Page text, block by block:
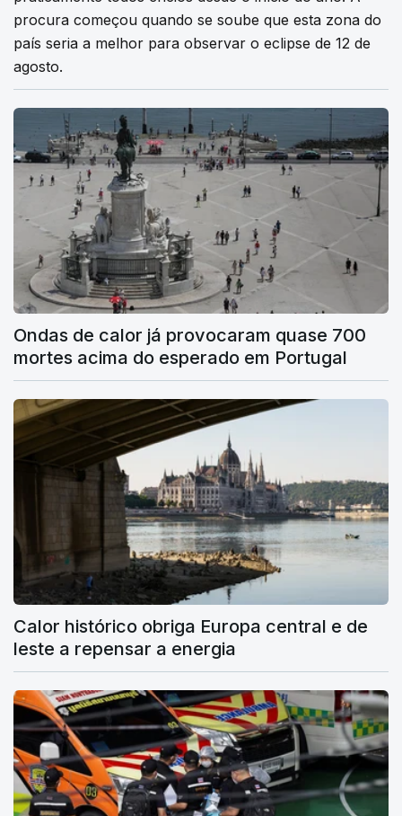
procura começou quando se soube que esta zona do
país seria a melhor para observar o eclipse de 12 de
agosto.
Ondas de calor já provocaram quase 700
mortes acima do esperado em Portugal
Calor histórico obriga Europa central e de
leste a repensar a energia